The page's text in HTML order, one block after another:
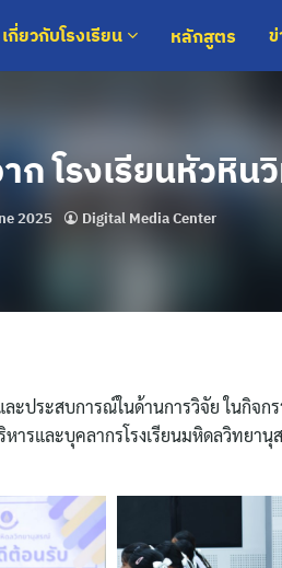
เกี่ยวกับโรงเรียน หลักสูตร
โรงเรียนหัวหิน
2025 Digital Media Center
ะประสบการณ์ในด้านการวิจัย ในกิจ
รและบุคลากรโรงเรียนมหิดลวิทยานุ